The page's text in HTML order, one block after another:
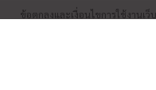
ข้อตกลงและเงื่อนไขการใช้งานเว็